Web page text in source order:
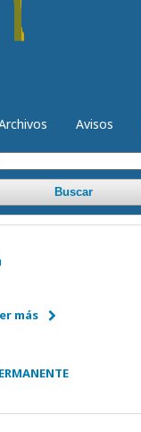
Avisos
Buscar
más